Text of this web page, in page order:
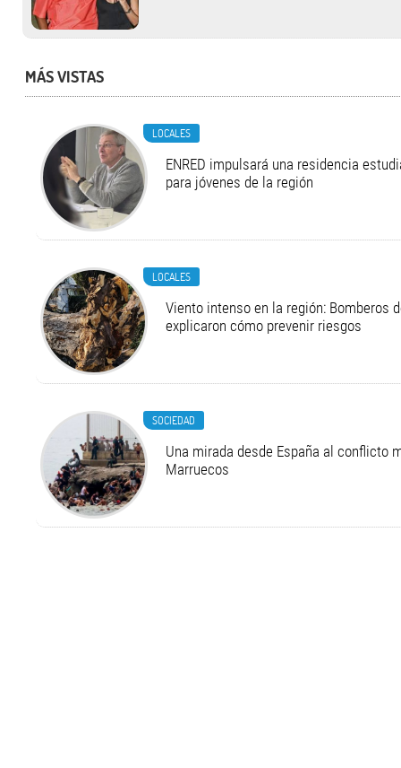
MÁS VISTAS
LOCALES
ENRED impulsará una residencia
para jóvenes de la región
LOCALES
Viento intenso en la región: Bomberos
explicaron cómo prevenir riesgos
SOCIEDAD
Una mirada desde España al conflicto
Marruecos